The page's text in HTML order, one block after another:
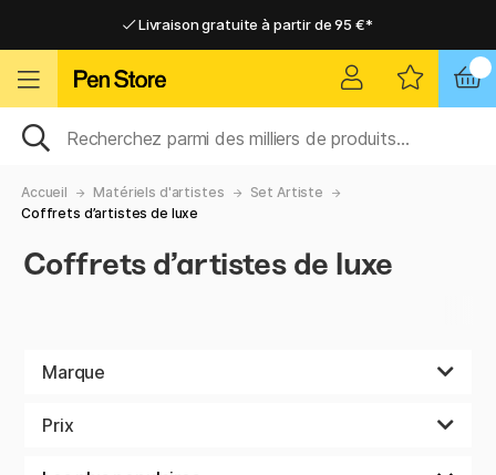
Livraison gratuite à partir de 95 €*
Livraison domicile ou point relais
Livraison gratuite à partir de 95 €*
Livraison domicile ou point relais
Accueil Matériels d'artistes
Set Artiste
Coffrets d’artistes de luxe
Coffrets d’artistes de luxe
Marque
Prix